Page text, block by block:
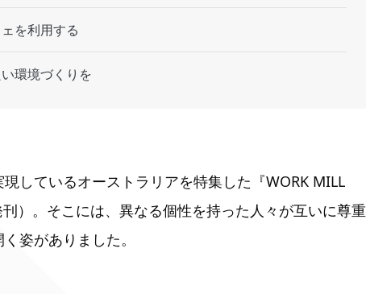
を利用する
環境づくりを
しているオーストラリアを特集した『WORK MILL
）。そこには、異なる個性を持った人々が互いに尊重
姿がありました。